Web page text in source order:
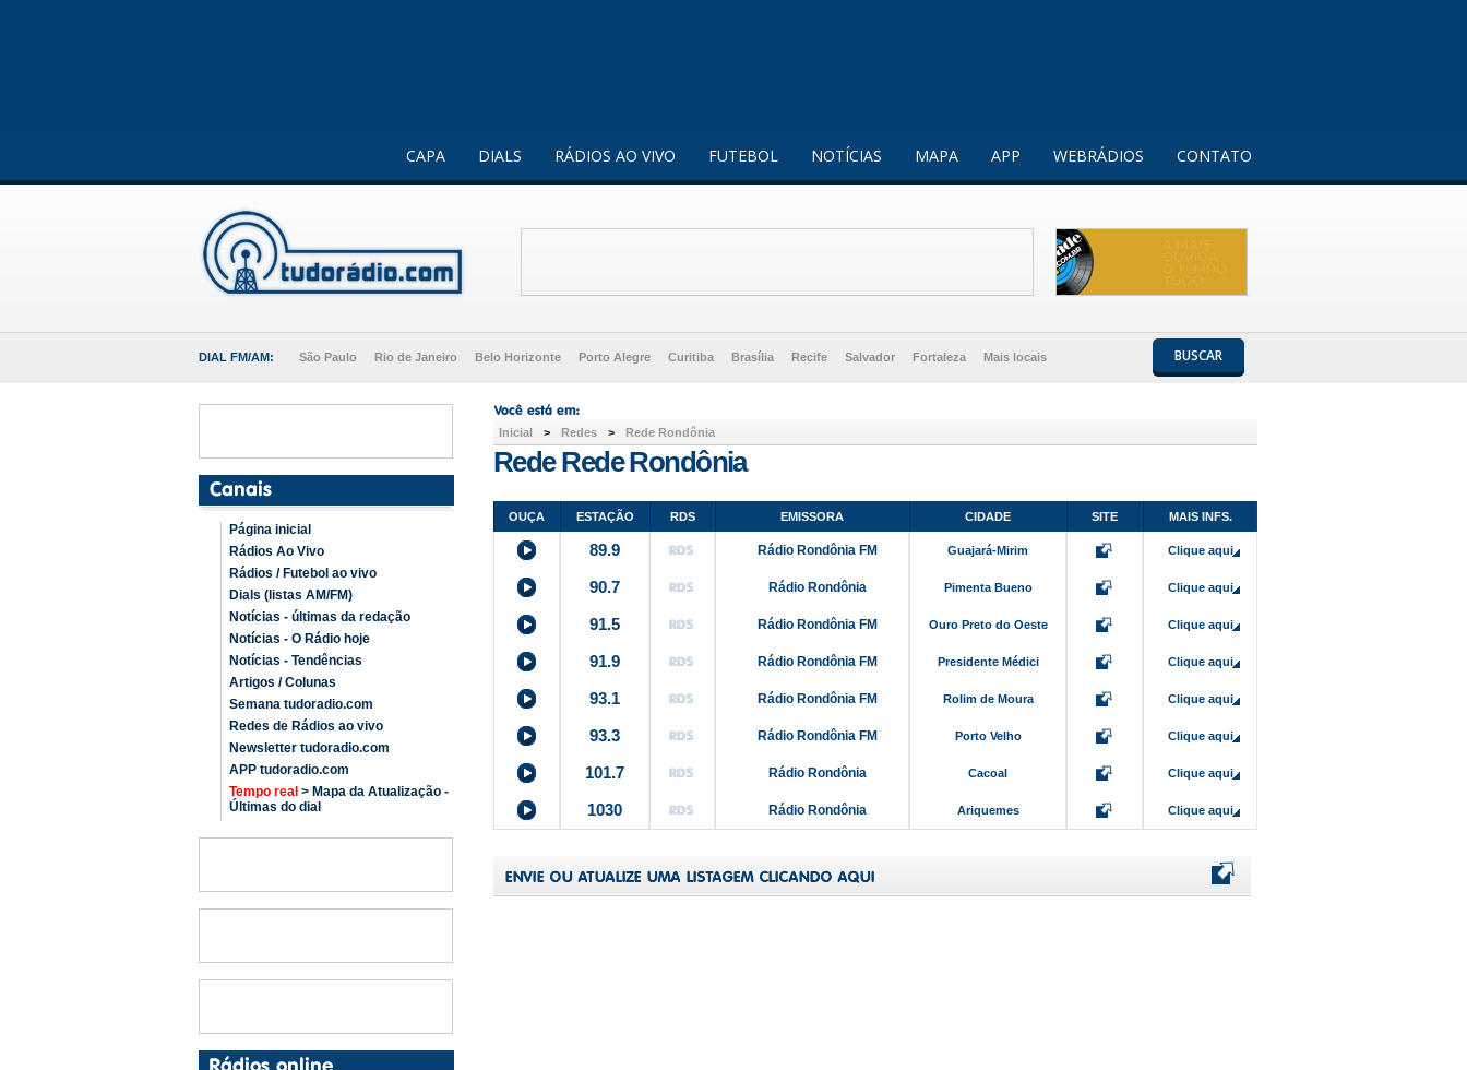
CAPA DIALS RÁDIOS AO VIVO FUTEBOL NOTÍCIAS MAPA APP WEBRÁDIOS CONTATO
DIAL FM/AM: São Paulo Rio de Janeiro Belo Horizonte Porto Alegre Curitiba Brasília Recife Salvador Fortaleza Mais locais BUSCAR
Página inicial
Rádios Ao Vivo
Rádios / Futebol ao vivo
Dials (listas AM/FM)
Notícias - últimas da redação
Notícias - O Rádio hoje
Notícias - Tendências
Artigos / Colunas
Semana tudoradio.com
Redes de Rádios ao vivo
Newsletter tudoradio.com
APP tudoradio.com
Tempo real > Mapa da Atualização -
Últimas do dial
Inicial > Redes > Rede Rondônia
Rede Rede Rondônia
OUÇA ESTAÇÃO RDS EMISSORA CIDADE SITE MAIS INFS.
89.9 Rádio Rondônia FM Guajará-Mirim Clique aqui
90.7 Rádio Rondônia Pimenta Bueno Clique aqui
91.5 Rádio Rondônia FM Ouro Preto do Oeste Clique aqui
91.9 Rádio Rondônia FM Presidente Médici Clique aqui
93.1 Rádio Rondônia FM Rolim de Moura Clique aqui
93.3 Rádio Rondônia FM Porto Velho Clique aqui
101.7 Rádio Rondônia Cacoal Clique aqui
1030 Rádio Rondônia Ariquemes Clique aqui